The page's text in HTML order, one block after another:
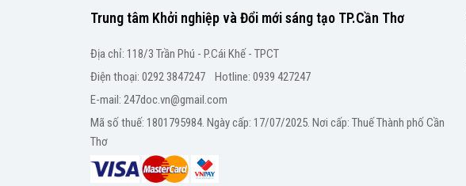
Trung tâm Khởi nghiệp và Đổi mới sáng tạo TP.Cần Thơ
Địa chỉ: 118/3 Trần Phú - P.Cái Khế - TPCT
Điện thoại: 0292 3847247 Hotline: 0939 427247
E-mail: 247doc.vn@gmail.com
Mã số thuế: 1801795984. Ngày cấp: 17/07/2025. Nơi cấp: Thuế Thành phố Cần
Thơ